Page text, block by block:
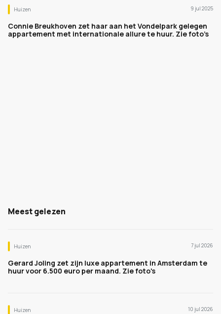
Huizen 9 jul 2025
Connie Breukhoven zet haar aan het Vondelpark gelegen
appartement met internationale allure te huur. Zie foto’s
Meest gelezen
Huizen 7 jul 2026
Gerard Joling zet zijn luxe appartement in Amsterdam te
huur voor 6.500 euro per maand. Zie foto's
Huizen 10 jul 2026